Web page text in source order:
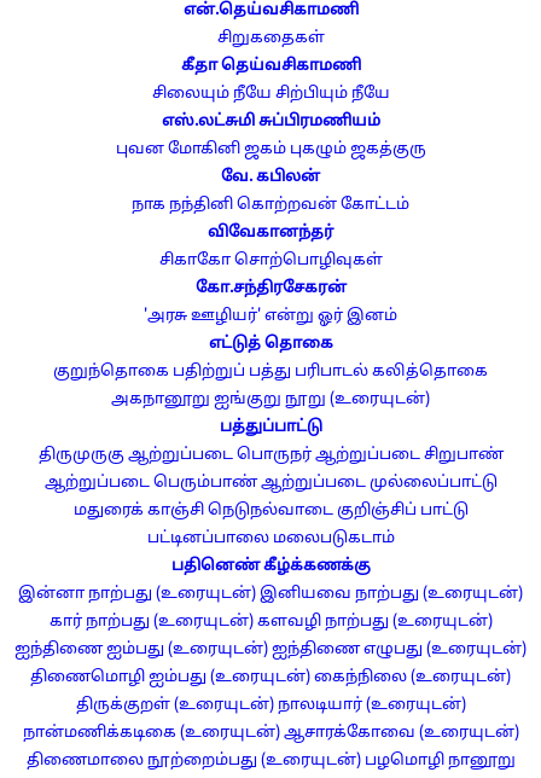
என்.தெய்வசிகாமணி
சிறுகதைகள்
கீதா தெய்வசிகாமணி
சிலையும் நீயே சிற்பியும் நீயே
எஸ்.லட்சுமி சுப்பிரமணியம்
புவன மோகினி ஜகம் புகழும் ஜகத்குரு
வே. கபிலன்
நாக நந்தினிகொற்றவன் கோட்டம்
விவேகானந்தர்
சிகாகோ சொற்பொழிவுகள்
கோ.சந்திரசேகரன்
'அரசு ஊழியர்' என்று ஓர் இனம்
எட்டுத் தொகை
குறுந்தொகை பதிற்றுப் பத்து பரிபாடல்கலித்தொகை
அகநானூறு ஐங்குறு நூறு (உரையுடன்)
பத்துப்பாட்டு
திருமுருகு ஆற்றுப்படை பொருநர் ஆற்றுப்படை சிறுபாண்
ஆற்றுப்படை பெரும்பாண் ஆற்றுப்படை முல்லைப்பாட்டு
மதுரைக் காஞ்சி நெடுநல்வாடை குறிஞ்சிப் பாட்டு
பட்டினப்பாலை மலைபடுகடாம்
பதினெண் கீழ்க்கணக்கு
இன்னா நாற்பது (உரையுடன்)இனியவை நாற்பது (உரையுடன்)
கார் நாற்பது (உரையுடன்) களவழி நாற்பது (உரையுடன்)
ஐந்திணை ஐம்பது (உரையுடன்)ஐந்திணை எழுபது (உரையுடன்)
திணைமொழி ஐம்பது (உரையுடன்)கைந்நிலை (உரையுடன்)
திருக்குறள் (உரையுடன்) நாலடியார் (உரையுடன்)
நான்மணிக்கடிகை (உரையுடன்) ஆசாரக்கோவை (உரையுடன்)
திணைமாலை நூற்றைம்பது (உரையுடன்) பழமொழி நானூறு